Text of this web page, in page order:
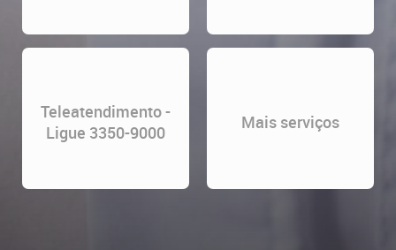
Teleatendimento -
Ligue 3350-9000
Mais serviços